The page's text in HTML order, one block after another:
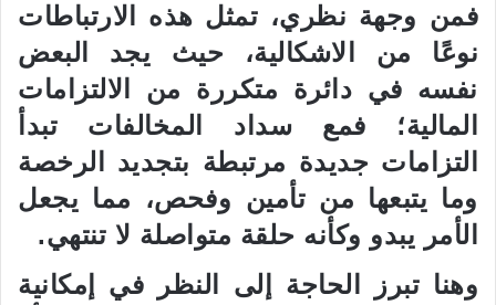
فمن وجهة نظري، تمثل هذه الارتباطات
نوعًا من الاشكالية، حيث يجد البعض
نفسه في دائرة متكررة من الالتزامات
المالية؛ فمع سداد المخالفات تبدأ
التزامات جديدة مرتبطة بتجديد الرخصة
وما يتبعها من تأمين وفحص، مما يجعل
الأمر يبدو وكأنه حلقة متواصلة لا تنتهي.
وهنا تبرز الحاجة إلى النظر في إمكانية